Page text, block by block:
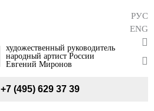
художественный руководитель
народный артист России
Евгений Миронов
РУС
ENG
+7 (495) 629 37 39